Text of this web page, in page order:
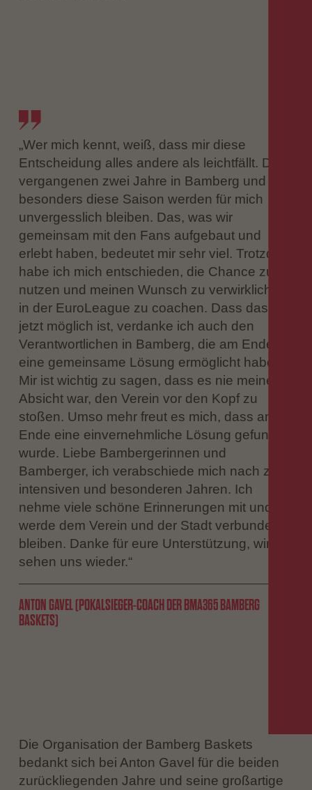
„Wer mich kennt, weiß, dass mir diese
Entscheidung alles andere als leichtfällt. Die
vergangenen zwei Jahre in Bamberg und
besonders diese Saison werden für mich
unvergesslich bleiben. Das, was wir
gemeinsam mit den Fans aufgebaut und
erlebt haben, bedeutet mir sehr viel. Trotzdem
habe ich mich entschieden, die Chance zu
nutzen und meinen Wunsch zu verwirklichen,
in der EuroLeague zu coachen. Dass das
jetzt möglich ist, verdanke ich auch den
Verantwortlichen in Bamberg, die am Ende
eine gemeinsame Lösung ermöglicht haben.
Mir ist wichtig zu sagen, dass es nie meine
Absicht war, den Verein vor den Kopf zu
stoßen. Umso mehr freut es mich, dass am
Ende eine einvernehmliche Lösung gefunden
wurde. Liebe Bambergerinnen und
Bamberger, ich verabschiede mich nach zwei
intensiven und besonderen Jahren. Ich
nehme viele schöne Erinnerungen mit und
werde dem Verein und der Stadt verbunden
bleiben. Danke für eure Unterstützung, wir
sehen uns wieder.“
ANTON GAVEL (POKALSIEGER-COACH DER BMA365 BAMBERG
BASKETS)
Die Organisation der Bamberg Baskets
bedankt sich bei Anton Gavel für die beiden
zurückliegenden Jahre und seine großartige